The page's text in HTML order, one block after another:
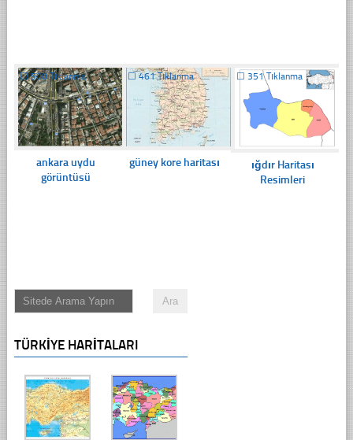
☐500 Tıklanma
ankara uydu
görüntüsü
☐461 Tıklanma
güney kore haritası
☐ 351 Tıklanma
ığdır Haritası
Resimleri
TÜRKIYE HARITALARI